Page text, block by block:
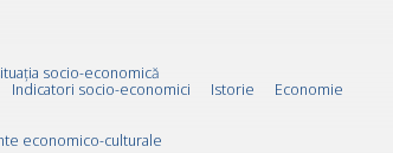
socio-economică
Indicatori socio-economici Istorie
Economie
economico-culturale